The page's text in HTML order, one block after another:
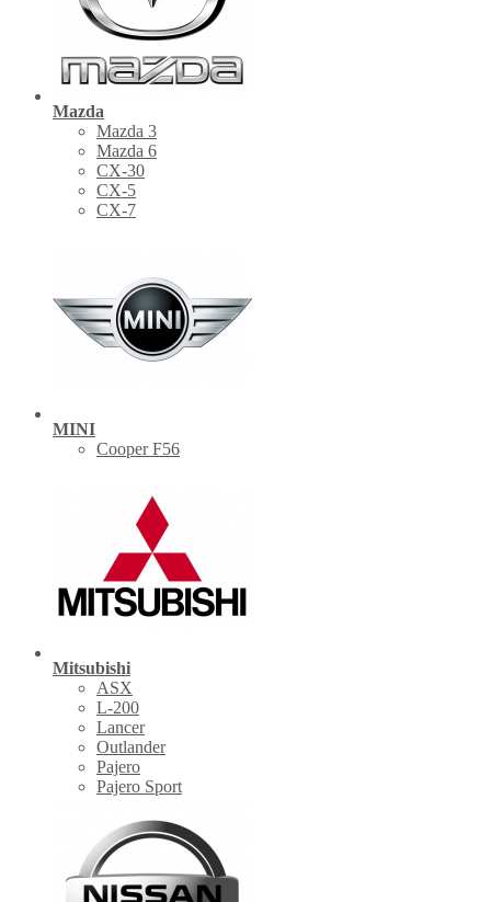
Mazda
Mazda 3
Mazda 6
CX-30
СХ-5
CX-7
MINI
Cooper F56
Mitsubishi
ASX
L-200
Lancer
Outlander
Pajero
Pajero Sport